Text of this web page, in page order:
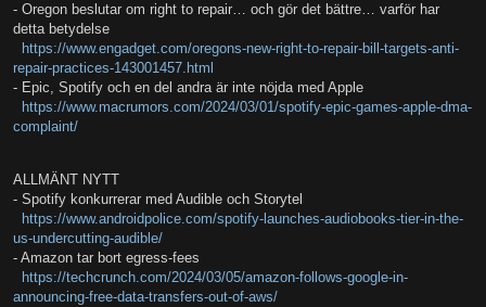
- Oregon beslutar om right to repair… och gör det bättre… varför har
detta betydelse
https://www.engadget.com/oregons-new-right-to-repair-bill-targets-anti-
repair-practices-143001457.html
- Epic, Spotify och en del andra är inte nöjda med Apple
https://www.macrumors.com/2024/03/01/spotify-epic-games-apple-dma-
complaint/
ALLMÄNT NYTT
- Spotify konkurrerar med Audible och Storytel
https://www.androidpolice.com/spotify-launches-audiobooks-tier-in-the-
us-undercutting-audible/
- Amazon tar bort egress-fees
https://techcrunch.com/2024/03/05/amazon-follows-google-in-
announcing-free-data-transfers-out-of-aws/